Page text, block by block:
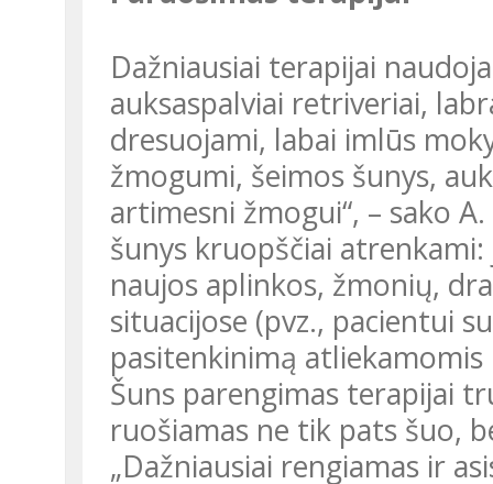
Dažniausiai terapijai naudojami šunys – niūfaundlendai, landsyrai,
auksaspalviai retriveriai,
dresuojami, labai imlūs
žmogumi, šeimos šunys,
artimesni žmogui“, – sako
šunys kruopščiai
naujos aplinkos, žmonių,
situacijose (pvz., pacientui
pasitenkinimą
Šuns parengimas terapijai trunka ilgai, aiškina pašnekovė, be to,
ruošiamas ne tik pats šuo,
„Dažniausiai rengiamas ir